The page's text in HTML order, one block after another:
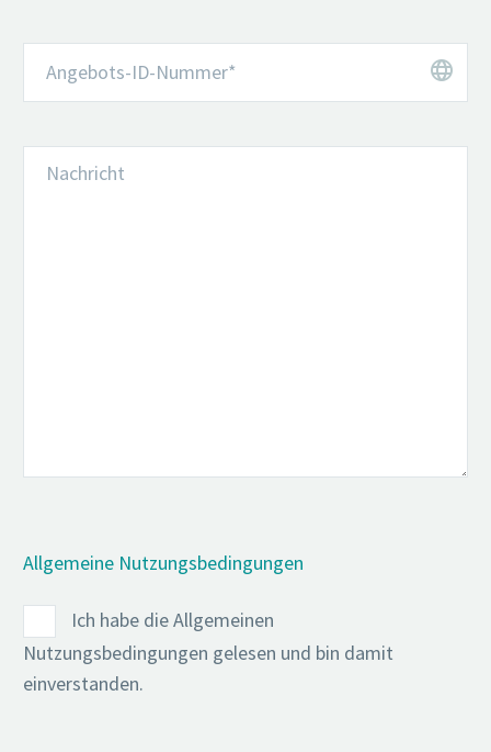
Allgemeine Nutzungsbedingungen
Ich habe die Allgemeinen
Nutzungsbedingungen gelesen und bin damit
einverstanden.